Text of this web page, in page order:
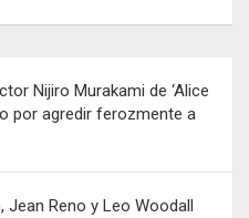
Nijiro Murakami de ‘Alice
por agredir ferozmente a
Jean Reno y Leo Woodall